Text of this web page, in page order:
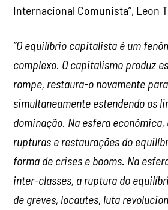
Internacional Comunista”, Leon
“O equilíbrio capitalista é um
complexo. O capitalismo produz
rompe, restaura-o novamente
simultaneamente estendendo os
dominação. Na esfera
rupturas e restaurações do
forma de crises e booms. Na
inter-classes, a ruptura do
de greves, locautes, luta